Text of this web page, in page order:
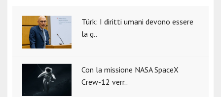
Türk: I diritti umani devono essere
la g..
Con la missione NASA SpaceX
Crew-12 verr..